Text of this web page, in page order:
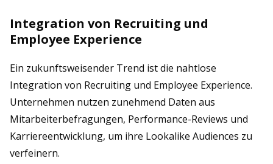
Integration von Recruiting und
Employee Experience
Ein zukunftsweisender Trend ist die nahtlose
Integration von Recruiting und Employee Experience.
Unternehmen nutzen zunehmend Daten aus
Mitarbeiterbefragungen, Performance-Reviews und
Karriereentwicklung, um ihre Lookalike Audiences zu
verfeinern.